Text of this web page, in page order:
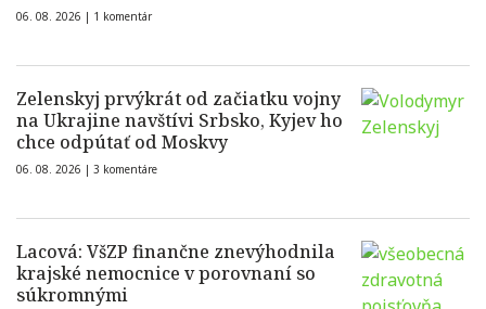
06. 08. 2026 | 1 komentár
Zelenskyj prvýkrát od začiatku vojny
na Ukrajine navštívi Srbsko, Kyjev ho
chce odpútať od Moskvy
06. 08. 2026 | 3 komentáre
Lacová: VšZP finančne znevýhodnila
krajské nemocnice v porovnaní so
súkromnými